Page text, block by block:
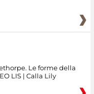
Le forme della
LIS | Calla Lily